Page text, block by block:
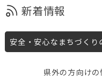
新着情報
安全・安心なまちづくり
県外の方向けの